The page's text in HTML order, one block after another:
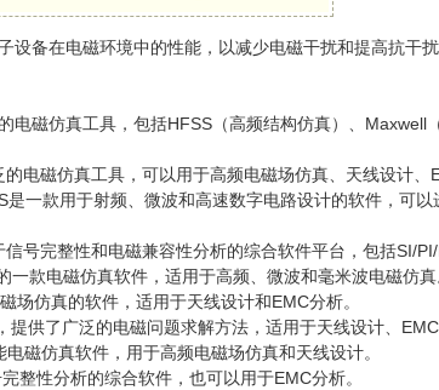
设备在电磁环境中的性能，以减少电磁干扰和提高抗干
电磁仿真工具，包括HFSS（高频结构仿真）、Maxwell
电磁仿真工具，可以用于高频电磁场仿真、天线设计、
一款用于射频、微波和高速数字电路设计的软件，可
号完整性和电磁兼容性分析的综合软件平台，包括SI/PI/
款电磁仿真软件，适用于高频、微波和毫米波电磁仿真
场仿真的软件，适用于天线设计和EMC分析。
供了广泛的电磁问题求解方法，适用于天线设计、EMC
磁仿真软件，用于高频电磁场仿真和天线设计。
整性分析的综合软件，也可以用于EMC分析。